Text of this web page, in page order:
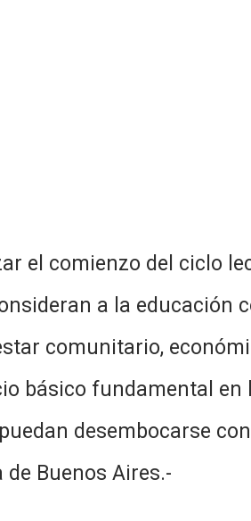
el comienzo del ciclo
a la educación
comunitario,
básico fundamental en
desembocarse
Buenos Aires.-